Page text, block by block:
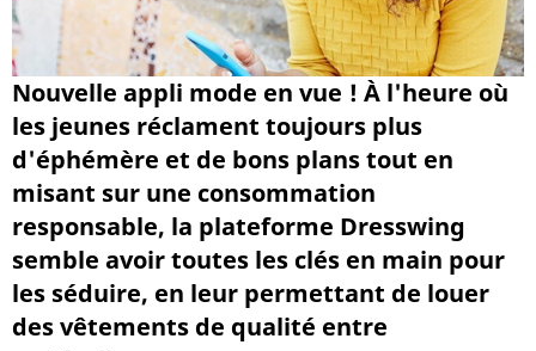
Nouvelle appli mode en vue ! À l'heure où
les jeunes réclament toujours plus
d'éphémère et de bons plans tout en
misant sur une consommation
responsable, la plateforme Dresswing
semble avoir toutes les clés en main pour
les séduire, en leur permettant de louer
des vêtements de qualité entre